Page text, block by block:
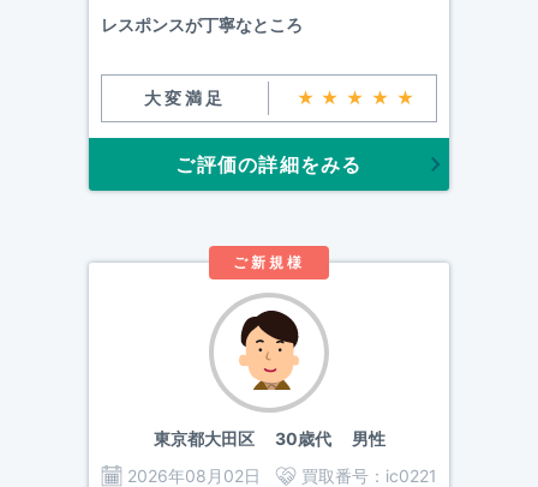
レスポンスが丁寧なところ
大変満足 ★★★★★
ご評価の詳細をみる
ご新規様
東京都大田区30歳代 男性
2026年08月02日
買取番号： ic0221